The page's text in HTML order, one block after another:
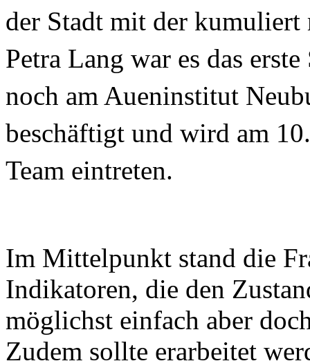
der Stadt mit der
Petra Lang war es das
noch am Aueninstitut
beschäftigt und wird am
Team eintreten.
Im Mittelpunkt stand die
Indikatoren, die den
möglichst einfach aber
Zudem sollte erarbeitet